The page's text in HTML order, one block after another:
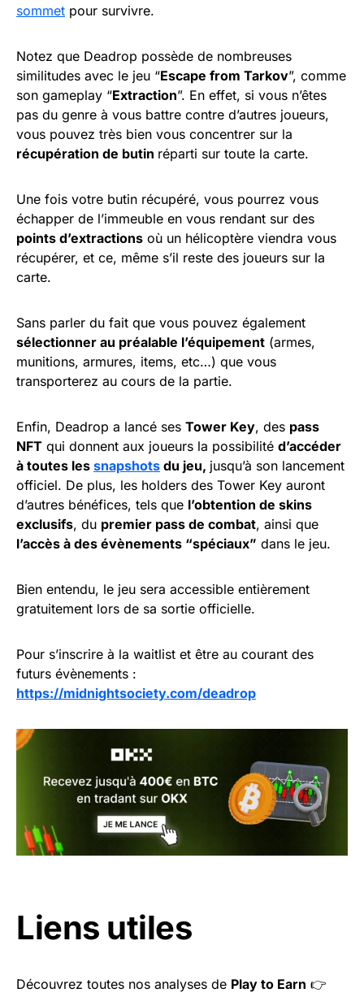
sommet pour survivre.
Notez que Deadrop possède de nombreuses
similitudes avec le jeu “Escape from Tarkov”, comme
son gameplay “Extraction”. En effet, si vous n’êtes
pas du genre à vous battre contre d’autres joueurs,
vous pouvez très bien vous concentrer sur la
récupération de butin réparti sur toute la carte.
Une fois votre butin récupéré, vous pourrez vous
échapper de l’immeuble en vous rendant sur des
points d’extractions où un hélicoptère viendra vous
récupérer, et ce, même s’il reste des joueurs sur la
carte.
Sans parler du fait que vous pouvez également
sélectionner au préalable l’équipement (armes,
munitions, armures, items, etc…) que vous
transporterez au cours de la partie.
Enfin, Deadrop a lancé ses Tower Key, des pass
NFT qui donnent aux joueurs la possibilité d’accéder
à toutes les snapshots du jeu, jusqu’à son lancement
officiel. De plus, les holders des Tower Key auront
d’autres bénéfices, tels que l’obtention de skins
exclusifs, du premier pass de combat, ainsi que
l’accès à des évènements “spéciaux” dans le jeu.
Bien entendu, le jeu sera accessible entièrement
gratuitement lors de sa sortie officielle.
Pour s’inscrire à la waitlist et être au courant des
futurs évènements :
https://midnightsociety.com/deadrop
Liens utiles
Découvrez toutes nos analyses de Play to Earn 👉